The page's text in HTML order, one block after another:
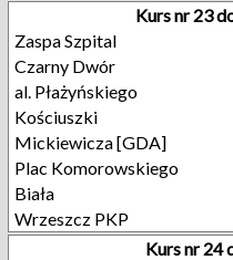
Kurs nr 23
Zaspa Szpital
Czarny Dwór
al. Płażyńskiego
Kościuszki
Mickiewicza [GDA]
Plac Komorowskiego
Biała
Wrzeszcz PKP
Kurs nr 24